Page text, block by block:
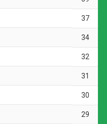
voltou a ameaçar aos 15
Marcos Paulo
boa defesa de
conseguiu superar o
pela esquerda da
abrir o placar, porém
caminhava para a